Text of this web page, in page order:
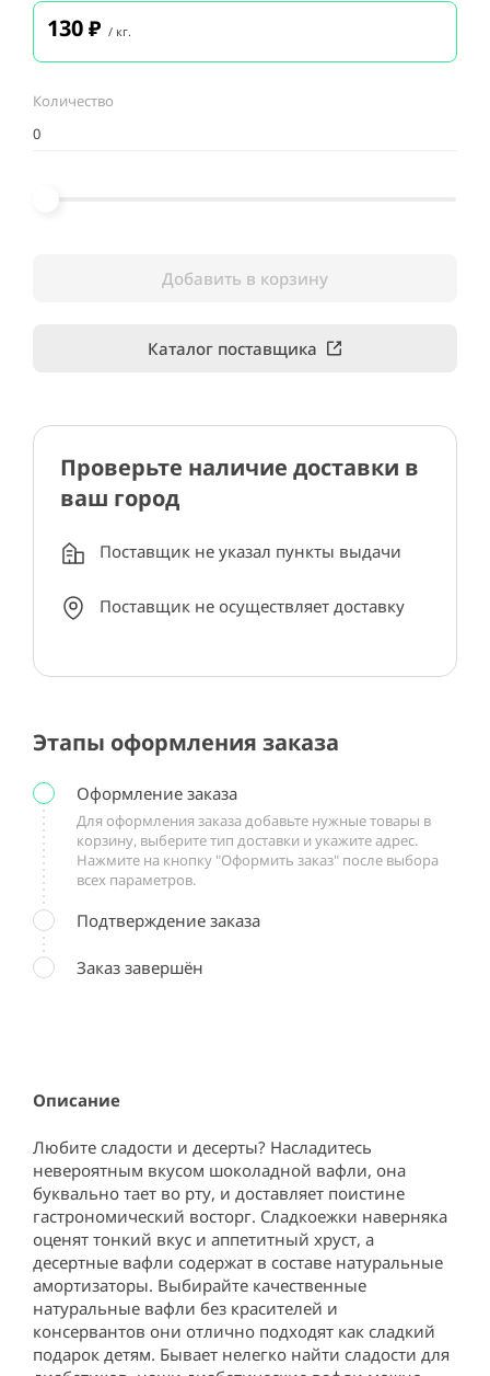
Описание
Любите сладости и десерты? Насладитесь
невероятным вкусом шоколадной вафли, она
буквально тает во рту, и доставляет поистине
гастрономический восторг. Сладкоежки наверняка
оценят тонкий вкус и аппетитный хруст, а
десертные вафли содержат в составе натуральные
амортизаторы. Выбирайте качественные
натуральные вафли без красителей и
консервантов они отлично подходят как сладкий
подарок детям. Бывает нелегко найти сладости для
130₽ / кг.
Количество
Добавить в корзину
Каталог поставщика
Проверьте наличие доставки в
ваш город
Поставщик не указал пункты выдачи
Поставщик не осуществляет доставку
Этапы оформления заказа
Оформление заказа
Для оформления заказа добавьте нужные товары в
корзину, выберите тип доставки и укажите адрес.
Нажмите на кнопку "Оформить заказ" после выбора
всех параметров.
Подтверждение заказа
Заказ завершён